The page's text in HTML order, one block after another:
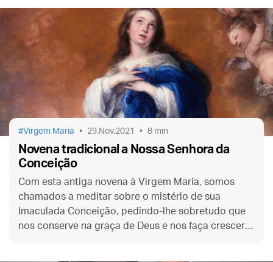
Virgem Maria 29.Nov.2021 8 min
Novena tradicional a Nossa Senhora da
Conceição
Com esta antiga novena à Virgem Maria, somos
chamados a meditar sobre o mistério de sua
Imaculada Conceição, pedindo-lhe sobretudo que
nos conserve na graça de Deus e nos faça crescer